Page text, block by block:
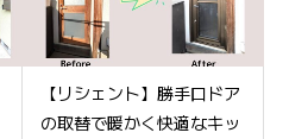
【リシェント】勝手口ドア
の取替で暖かく快適なキッ